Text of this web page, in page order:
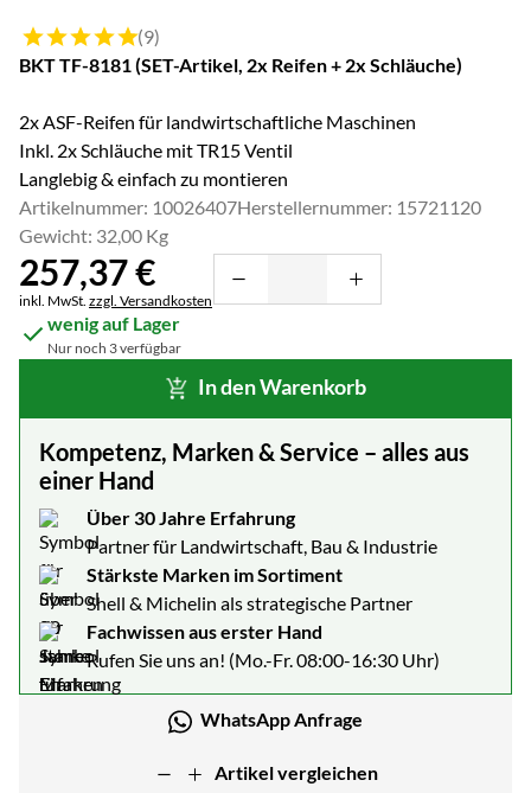
Bewertung: 5 von 5 (9 Bewertungen)
(9)
BKT TF-8181 (SET-Artikel, 2x Reifen + 2x Schläuche)
2x ASF-Reifen für landwirtschaftliche Maschinen
Inkl. 2x Schläuche mit TR15 Ventil
Langlebig & einfach zu montieren
Artikelnummer: 10026407Herstellernummer: 15721120
Gewicht: 32,00 Kg
257,37€
Steuerhinweis:
inkl. MwSt. zzgl. Versandkosten
wenig auf Lager
Nur noch 3 verfügbar
In den Warenkorb
Kompetenz, Marken & Service – alles aus
einer Hand
Über 30 Jahre Erfahrung
Partner für Landwirtschaft, Bau & Industrie
Stärkste Marken im Sortiment
Shell & Michelin als strategische Partner
Fachwissen aus erster Hand
Rufen Sie uns an! (Mo.-Fr. 08:00-16:30 Uhr)
WhatsApp Anfrage
Artikel vergleichen